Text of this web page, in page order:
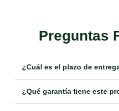
Preguntas
¿Cuál es el plazo de
¿Qué garantía tiene este